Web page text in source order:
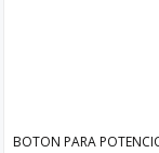
BOTON PARA